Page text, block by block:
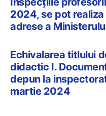
2024, se pot
adrese a
Echivalarea titlului
didactic I.
depun la
martie 2024